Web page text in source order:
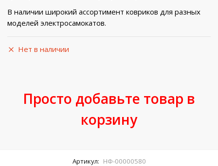
В наличии широкий ассортимент ковриков для разных
моделей электросамокатов.
Нет в наличии
Просто добавьте товар в
корзину
Артикул: НФ-00000580